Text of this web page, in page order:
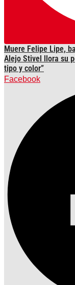
Muere Felipe Lipe,
Alejo Stivel llora su
tipo y color”
Facebook